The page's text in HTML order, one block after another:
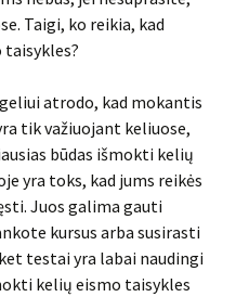
Taigi, ko reikia, kad
atrodo, kad mokantis
tik važiuojant keliuose,
būdas išmokti kelių
yra toks, kad jums reikės
Juos galima gauti
kursus arba susirasti
testai yra labai naudingi
kelių eismo taisykles